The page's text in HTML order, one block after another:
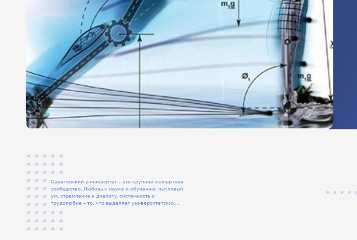
Саратовский университет – это крупное экспертное
сообщество. Любовь к науке и обучению, пытливый
ум, стремление к диалогу, системность и
трудолюбие – то, что выделяет университетских